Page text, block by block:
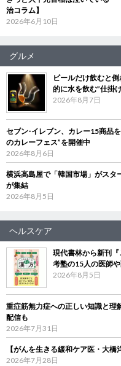
治コラム】
2026年6月10日
グルメ
ビールだけ飲むと
的に水を飲む”仕掛
2026年8月7日
セブン‐イレブン、カレー15商品
のカレーフェス”を開催中
2026年8月6日
横浜高島屋で「韓国市場」がス
が集結
2026年8月5日
ヘルスケア
現代書林から新刊
考塾の15人の医師
2026年8月5日
重症筋無力症への正しい知識と
配信も
2026年7月31日
【がんを生きる緩和ケア医・大
2026年7月28日